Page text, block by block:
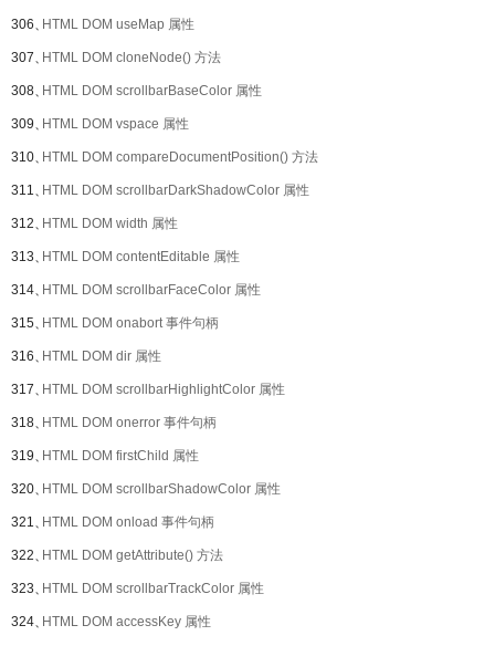
306、HTML DOM useMap 属性
307、HTML DOM cloneNode() 方法
308、HTML DOM scrollbarBaseColor 属性
309、HTML DOM vspace 属性
310、HTML DOM compareDocumentPosition() 方法
311、HTML DOM scrollbarDarkShadowColor 属性
312、HTML DOM width 属性
313、HTML DOM contentEditable 属性
314、HTML DOM scrollbarFaceColor 属性
315、HTML DOM onabort 事件句柄
316、HTML DOM dir 属性
317、HTML DOM scrollbarHighlightColor 属性
318、HTML DOM onerror 事件句柄
319、HTML DOM firstChild 属性
320、HTML DOM scrollbarShadowColor 属性
321、HTML DOM onload 事件句柄
322、HTML DOM getAttribute() 方法
323、HTML DOM scrollbarTrackColor 属性
324、HTML DOM accessKey 属性